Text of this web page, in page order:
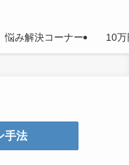
悩み解決コーナー 10
手法